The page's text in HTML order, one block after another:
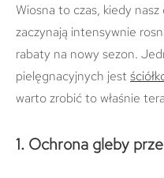
Wiosna to czas, kiedy
zaczynają intensywnie
rabaty na nowy sezon.
pielęgnacyjnych jest
warto zrobić to właśnie
1. Ochrona gleby